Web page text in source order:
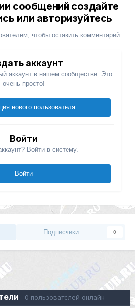
сообщений создайте
или авторизуйтесь
чтобы оставить комментарий
аккаунт
аккаунт в нашем сообществе. Это
очень просто!
нового пользователя
Войти
Войти в систему.
Войти
Подписчики 0
0 пользователей онлайн